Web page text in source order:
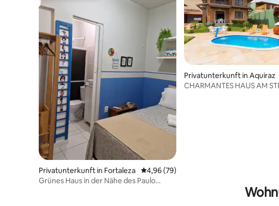
Privatunterkunft in Fortaleza Durchschnittliche Bewertung: 4,96 von
4,96 (79)
Grünes Haus in der Nähe des Paulo
Privatunterkunft in Aquiraz
CHARMANTES HAUS AM